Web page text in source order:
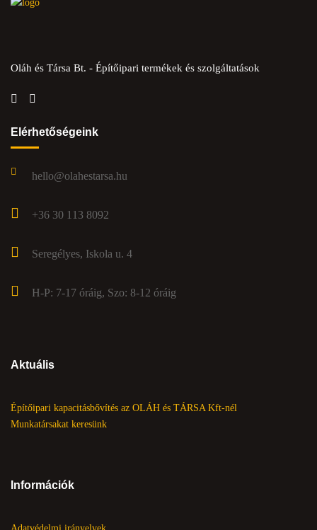
Oláh és Társa Bt. - Építőipari termékek és szolgáltatások
Elérhetőségeink
hello@olahestarsa.hu
+36 30 113 8092
Seregélyes, Iskola u. 4
H-P: 7-17 óráig, Szo: 8-12 óráig
Aktuális
Építőipari kapacitásbővítés az OLÁH és TÁRSA Kft-nél
Munkatársakat keresünk
Információk